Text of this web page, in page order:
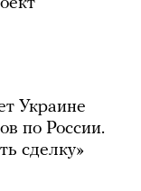
Украине
по России.
сделку»